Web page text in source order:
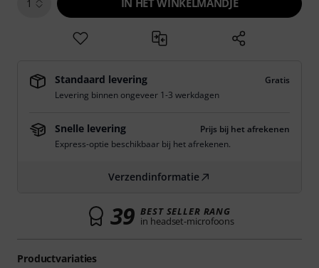
Productvariaties
1 IN HET WINKELMANDJE
Standaard levering
Gratis
Levering binnen ongeveer 1-3 werkdagen
Snelle levering
Prijs bij het afrekenen
Express-optie beschikbaar bij het afrekenen.
Verzendinformatie
39 BEST SELLER RANG
in headset-microfoons